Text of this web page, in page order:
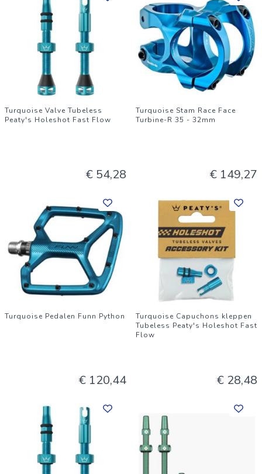
Turquoise Valve Tubeless
Peaty's Holeshot Fast Flow
€ 54,28
Turquoise Stam Race Face
Turbine-R 35 - 32mm
€ 149,27
Turquoise Pedalen Funn Python
€ 120,44
Turquoise Capuchons kleppen
Tubeless Peaty's Holeshot Fast
Flow
€ 28,48